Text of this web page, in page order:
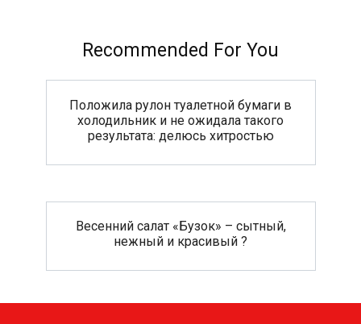
Recommended For You
Положила рулон туалетной бумаги в
холодильник и не ожидала такого
результата: делюсь хитростью
Весенний салат «Бузок» – сытный,
нежный и красивый ?